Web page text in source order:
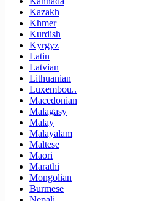
Kazakh
Khmer
Kurdish
Kyrgyz
Latin
Latvian
Lithuanian
Luxembou..
Macedonian
Malagasy
Malay
Malayalam
Maltese
Maori
Marathi
Mongolian
Burmese